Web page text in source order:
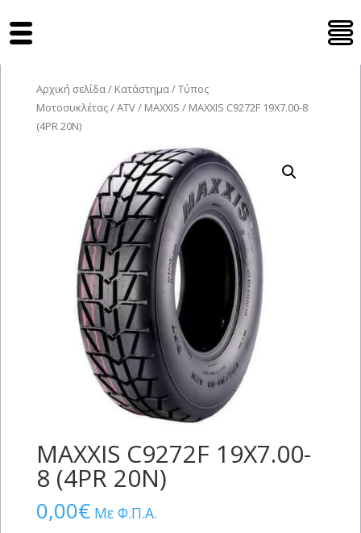
Αρχική σελίδα/ Κατάστημα/Τύπος
Μοτοσυκλέτας/ATV/ MAXXIS / MAXXIS C9272F 19X7.00-8
(4PR 20N)
MAXXIS C9272F 19X7.00-
8 (4PR 20N)
0,00€ Με Φ.Π.Α.